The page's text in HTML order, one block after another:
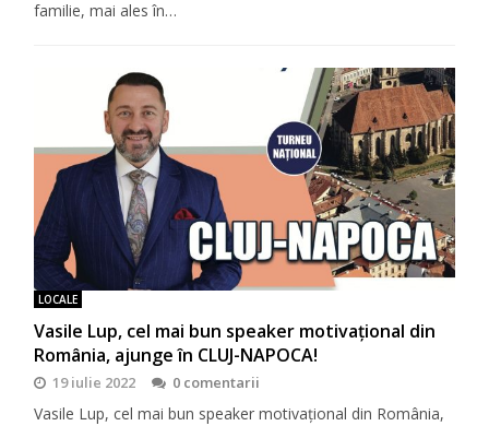
familie, mai ales în…
LOCALE
Vasile Lup, cel mai bun speaker motivaţional din
România, ajunge în CLUJ-NAPOCA!
19 iulie 2022 0 comentarii
Vasile Lup, cel mai bun speaker motivaţional din România,